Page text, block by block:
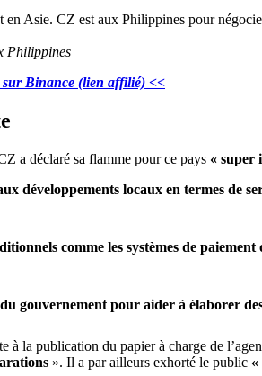
Philippines
sur Binance (lien affilié) <<
a déclaré sa flamme pour ce pays « super
développements locaux en termes de
comme les systèmes de
gouvernement pour aider à élaborer
la publication du papier à charge de
». Il a par ailleurs exhorté le public «